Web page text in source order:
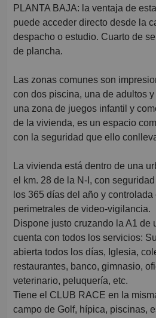
PLANTA BAJA: la ventaja de
puede acceder directo desde la
despacho o estudio. Cuarto de
de plancha.
Las zonas comunes son
con dos piscina, una de adultos
una zona de juegos infantil y
de la vivienda, es un espacio
con la seguridad que ello
La vivienda está dentro de una
el km. 28 de la N-I, con
los 365 días del año y
perimetrales de video-vigilancia.
Dispone justo cruzando la A1 de
cuenta con todos los servicios:
abierta todos los días, Iglesia,
restaurantes, banco, gimnasio,
veterinario, peluquería, etc.
Tiene el CLUB RACE en la
campo de Golf, hípica, piscinas,